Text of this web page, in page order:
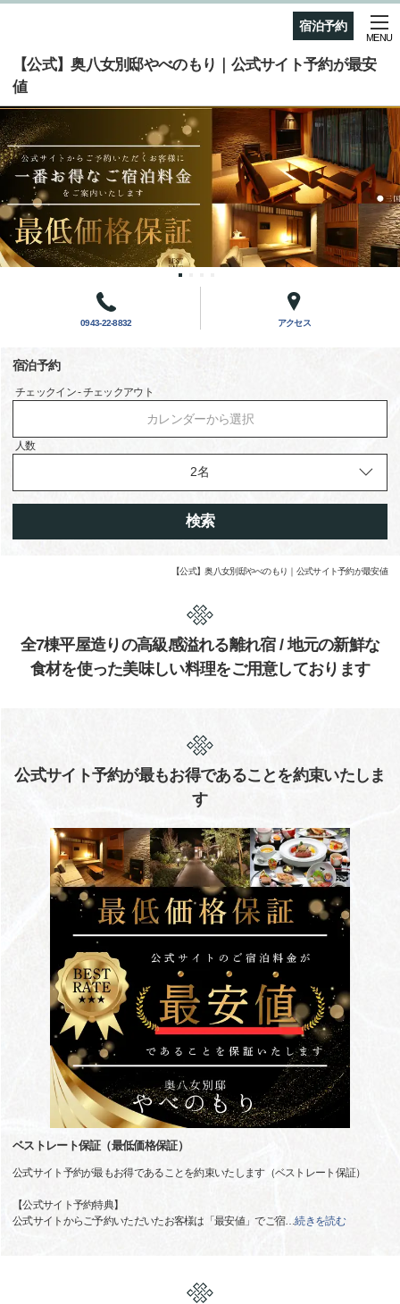
宿泊予約
【公式】奥八女別邸やべのもり｜公式サイト予約が最安
値
MENU
0943-22-8832 アクセス
宿泊予約
チェックイン - チェックアウト
カレンダーから選択
人数
検索
【公式】奥八女別邸やべのもり｜公式サイト予約が最安値
全7棟平屋造りの高級感溢れる離れ宿 / 地元の新鮮な
食材を使った美味しい料理をご用意しております
公式サイト予約が最もお得であることを約束いたしま
す
ベストレート保証（最低価格保証）
公式サイト予約が最もお得であることを約束いたします（ベストレート保証）
【公式サイト予約特典】
公式サイトからご予約いただいたお客様は「最安値」でご宿…続きを読む